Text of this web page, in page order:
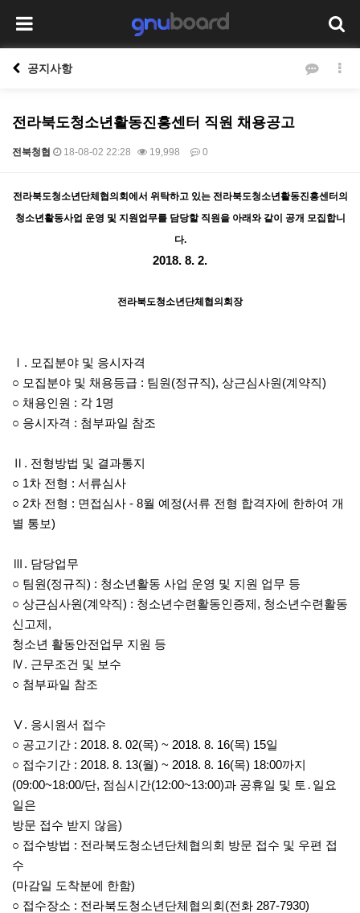
공지사항
전라북도청소년활동진흥센터 직원 채용공고
전북청협 18-08-02 22:28 19,998 0
본문
전라북도청소년단체협의회에서 위탁하고 있는 전라북도청소년활동진흥센터의
청소년활동사업 운영 및 지원업무를 담당할 직원을 아래와 같이 공개 모집합니
다.
2018. 8. 2.
전라북도청소년단체협의회장
Ⅰ. 모집분야 및 응시자격
○ 모집분야 및 채용등급 : 팀원(정규직), 상근심사원(계약직)
○ 채용인원 : 각 1명
○ 응시자격 : 첨부파일 참조
Ⅱ. 전형방법 및 결과통지
○ 1차 전형 : 서류심사
○ 2차 전형 : 면접심사 - 8월 예정(서류 전형 합격자에 한하여 개
별 통보)
Ⅲ. 담당업무
○ 팀원(정규직) : 청소년활동 사업 운영 및 지원 업무 등
○ 상근심사원(계약직) : 청소년수련활동인증제, 청소년수련활동
신고제,
청소년 활동안전업무 지원 등
Ⅳ. 근무조건 및 보수
○ 첨부파일 참조
Ⅴ. 응시원서 접수
○ 공고기간 : 2018. 8. 02(목) ~ 2018. 8. 16(목) 15일
○ 접수기간 : 2018. 8. 13(월) ~ 2018. 8. 16(목) 18:00까지
(09:00~18:00/단, 점심시간(12:00~13:00)과 공휴일 및 토․일요
일은
방문 접수 받지 않음)
○ 접수방법 : 전라북도청소년단체협의회 방문 접수 및 우편 접
수
(마감일 도착분에 한함)
○ 접수장소 : 전라북도청소년단체협의회(전화 287-7930)